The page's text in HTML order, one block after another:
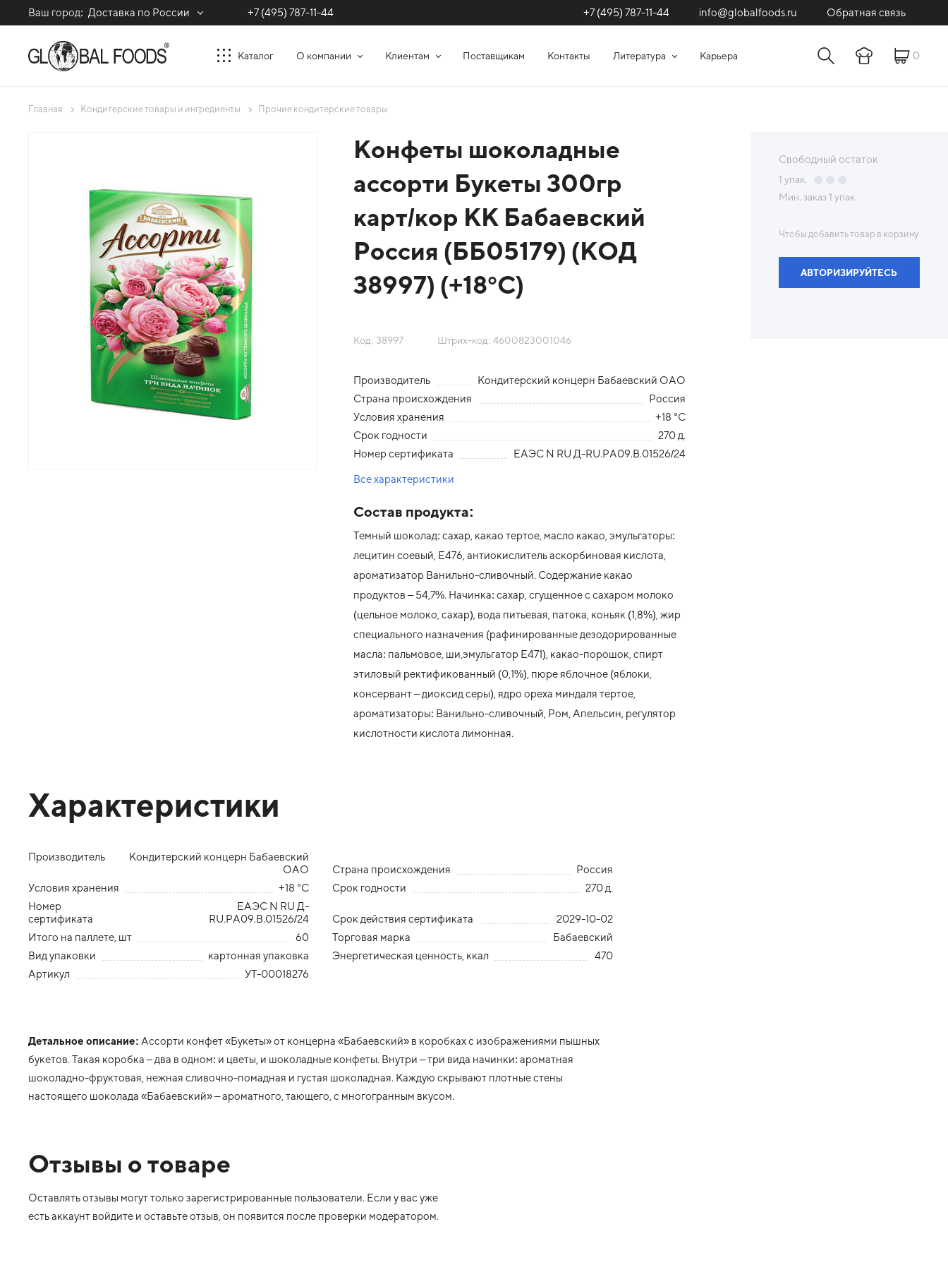
Ваш город: Доставка по России +7 (495) 787-11-44 +7 (495) 787-11-44 info@globalfoods.ru Обратная связь
Каталог О компании Клиентам Поставщикам Контакты Литература Карьера 0
Главная Кондитерские товары и ингредиенты Прочие кондитерские товары
Конфеты шоколадные
ассорти Букеты 300гр
карт/кор КК Бабаевский
Россия (ББ05179) (КОД
38997) (+18°С)
Код: 38997 Штрих-код: 4600823001046
Производитель
Кондитерский концерн Бабаевский ОАО
Страна происхождения
Россия
Условия хранения
+18 °С
Срок годности
270 д.
Номер сертификата
ЕАЭС N RU Д-RU.РА09.В.01526/24
Все характеристики
Состав продукта:
Темный шоколад: сахар, какао тертое, масло какао, эмульгаторы:
лецитин соевый, Е476, антиокислитель аскорбиновая кислота,
ароматизатор Ванильно-сливочный. Содержание какао
продуктов – 54,7%. Начинка: сахар, сгущенное с сахаром молоко
(цельное молоко, сахар), вода питьевая, патока, коньяк (1,8%), жир
специального назначения (рафинированные дезодорированные
масла: пальмовое, ши,эмульгатор Е471), какао-порошок, спирт
этиловый ректификованный (0,1%), пюре яблочное (яблоки,
консервант – диоксид серы), ядро ореха миндаля тертое,
ароматизаторы: Ванильно-сливочный, Ром, Апельсин, регулятор
кислотности кислота лимонная.
Характеристики
Производитель
Кондитерский концерн Бабаевский
ОАО
Страна происхождения
Россия
Условия хранения
+18 °С Срок годности
270 д.
Номер
сертификата
ЕАЭС N RU Д-
RU.РА09.В.01526/24
Срок действия сертификата
2029-10-02
Итого на паллете, шт
60 Торговая марка
Бабаевский
Вид упаковки
картонная упаковка Энергетическая ценность, ккал
470
Артикул
УТ-00018276
Детальное описание: Ассорти конфет «Букеты» от концерна «Бабаевский» в коробках с изображениями пышных
букетов. Такая коробка – два в одном: и цветы, и шоколадные конфеты. Внутри – три вида начинки: ароматная
шоколадно-фруктовая, нежная сливочно-помадная и густая шоколадная. Каждую скрывают плотные стены
настоящего шоколада «Бабаевский» – ароматного, тающего, с многогранным вкусом.
Отзывы о товаре
Оставлять отзывы могут только зарегистрированные пользователи. Если у вас уже
есть аккаунт войдите и оставьте отзыв, он появится после проверки модератором.
Свободный остаток
1 упак.
Мин. заказ 1 упак.
Чтобы добавить товар в корзину
АВТОРИЗИРУЙТЕСЬ